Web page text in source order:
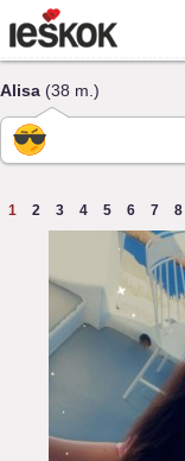
Alisa (38 m.)
1 2 3 4 5 6 7 8